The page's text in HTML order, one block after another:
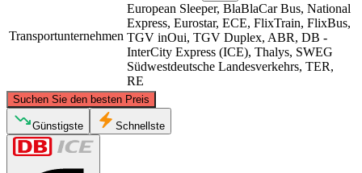
Transportunternehmen
European Sleeper, BlaBlaCar Bus, National
Express, Eurostar, ECE, FlixTrain, FlixBus,
TGV inOui, TGV Duplex, ABR, DB -
InterCity Express (ICE), Thalys, SWEG
Südwestdeutsche Landesverkehrs, TER,
RE
Suchen Sie den besten Preis
Günstigste Schnellste